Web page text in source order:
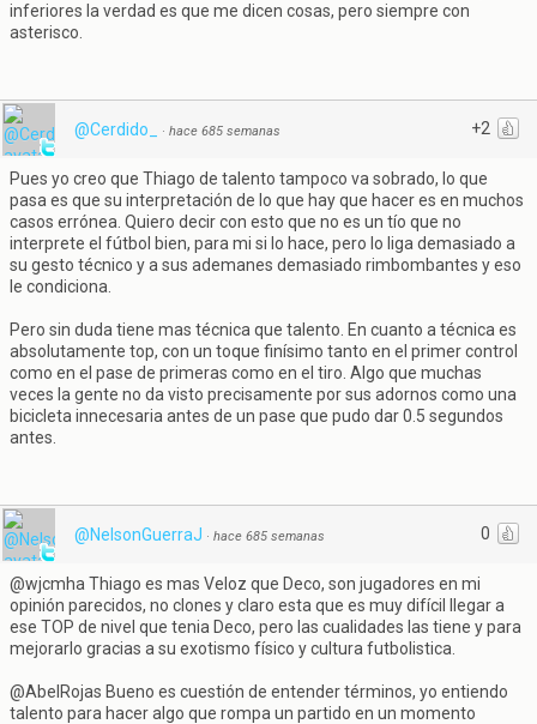
inferiores la verdad es que me dicen cosas, pero siempre con
asterisco.
+2
@Cerdido_ · hace 685 semanas
Pues yo creo que Thiago de talento tampoco va sobrado, lo que
pasa es que su interpretación de lo que hay que hacer es en muchos
casos errónea. Quiero decir con esto que no es un tío que no
interprete el fútbol bien, para mi si lo hace, pero lo liga demasiado a
su gesto técnico y a sus ademanes demasiado rimbombantes y eso
le condiciona.
Pero sin duda tiene mas técnica que talento. En cuanto a técnica es
absolutamente top, con un toque finísimo tanto en el primer control
como en el pase de primeras como en el tiro. Algo que muchas
veces la gente no da visto precisamente por sus adornos como una
bicicleta innecesaria antes de un pase que pudo dar 0.5 segundos
antes.
0
@NelsonGuerraJ · hace 685 semanas
@wjcmha Thiago es mas Veloz que Deco, son jugadores en mi
opinión parecidos, no clones y claro esta que es muy difícil llegar a
ese TOP de nivel que tenia Deco, pero las cualidades las tiene y para
mejorarlo gracias a su exotismo físico y cultura futbolistica.
@AbelRojas Bueno es cuestión de entender términos, yo entiendo
talento para hacer algo que rompa un partido en un momento